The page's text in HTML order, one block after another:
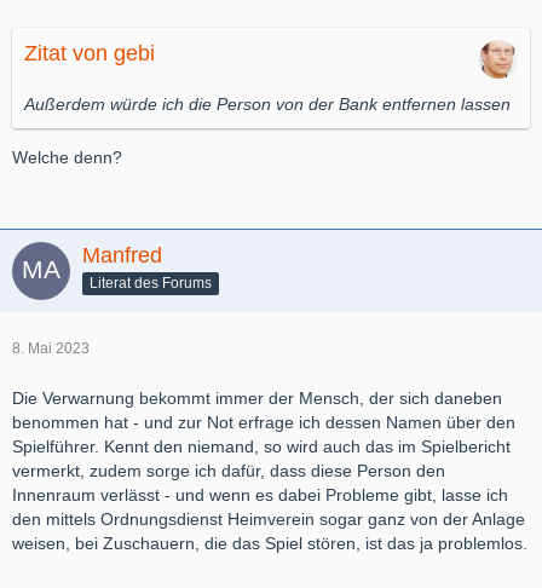
Zitat von gebi
Außerdem würde ich die Person von der Bank entfernen lassen
Welche denn?
Manfred
Literat des Forums
8. Mai 2023
Die Verwarnung bekommt immer der Mensch, der sich daneben
benommen hat - und zur Not erfrage ich dessen Namen über den
Spielführer. Kennt den niemand, so wird auch das im Spielbericht
vermerkt, zudem sorge ich dafür, dass diese Person den
Innenraum verlässt - und wenn es dabei Probleme gibt, lasse ich
den mittels Ordnungsdienst Heimverein sogar ganz von der Anlage
weisen, bei Zuschauern, die das Spiel stören, ist das ja problemlos.